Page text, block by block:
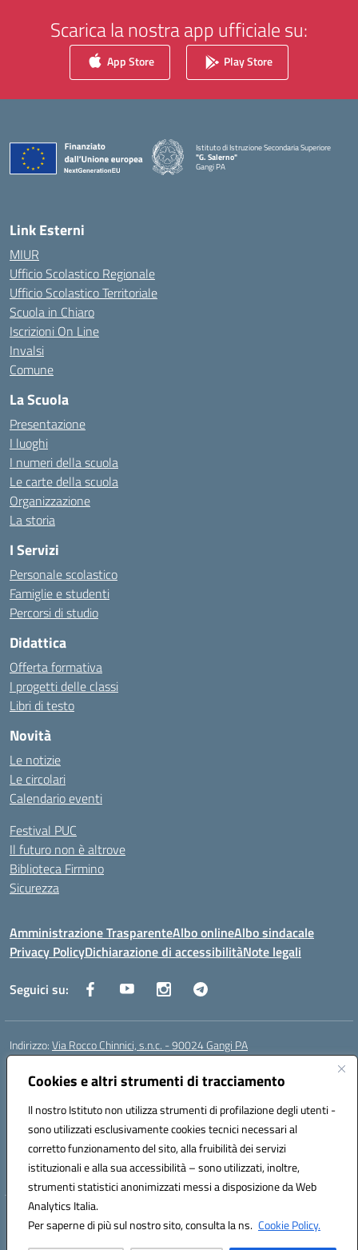
Cookies e altri strumenti di tracciamento
Il nostro Istituto non utilizza strumenti di profilazione degli utenti -
sono utilizzati esclusivamente cookies tecnici necessari al
corretto funzionamento del sito, alla fruibilità dei servizi
istituzionali e alla sua accessibilità – sono utilizzati, inoltre,
strumenti statistici anonimizzati messi a disposizione da Web
Analytics Italia.
Per saperne di più sul nostro sito, consulta la ns. Cookie Policy.
Scarica la nostra app ufficiale su:
App Store Play Store
Istituto di Istruzione Secondaria Superiore
"G. Salerno"
Gangi PA
— Visita la pagina iniziale della scuola
Link Esterni
MIUR
Ufficio Scolastico Regionale
Ufficio Scolastico Territoriale
Scuola in Chiaro
Iscrizioni On Line
Invalsi
Comune
La Scuola
Presentazione
I luoghi
I numeri della scuola
Le carte della scuola
Organizzazione
La storia
I Servizi
Personale scolastico
Famiglie e studenti
Percorsi di studio
Didattica
Offerta formativa
I progetti delle classi
Libri di testo
Novità
Le notizie
Le circolari
Calendario eventi
Festival PUC
Il futuro non è altrove
Biblioteca Firmino
Sicurezza
Amministrazione TrasparenteAlbo onlineAlbo sindacale
Privacy PolicyDichiarazione di accessibilitàNote legali
Seguici su:
Indirizzo:Via Rocco Chinnici, s.n.c. - 90024 Gangi PA
Centralino:
Posta elettronica certificata (PEC):pais01700b@pec.istruzione.it
Codice fiscale: 95005290820
Codice meccanografico:pais01700b
Codice Indice delle Pubbliche Amministrazioni (IPA): istsc_pais01700b
Codice unico di fatturazione (CUF): UFM1W3
Hosting & Powered by 3D Solution S.r.l.
Concept & Design by Designers Italia